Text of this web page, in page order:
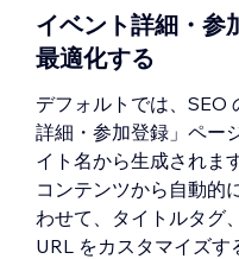
イベント詳細・参
最適化する
デフォルトでは、SEO
詳細・参加登録」ペー
イト名から生成されま
コンテンツから自動的
わせて、タイトルタグ
URL をカスタマイズす